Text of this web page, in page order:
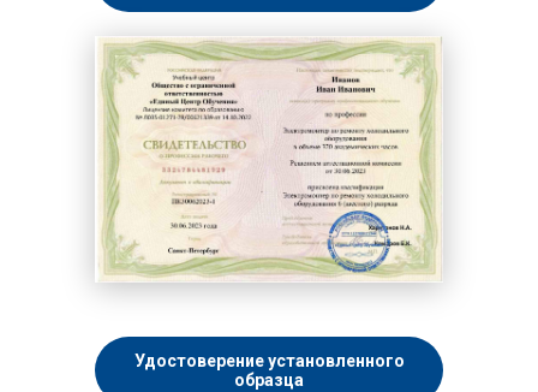
Удостоверение установленного
образца